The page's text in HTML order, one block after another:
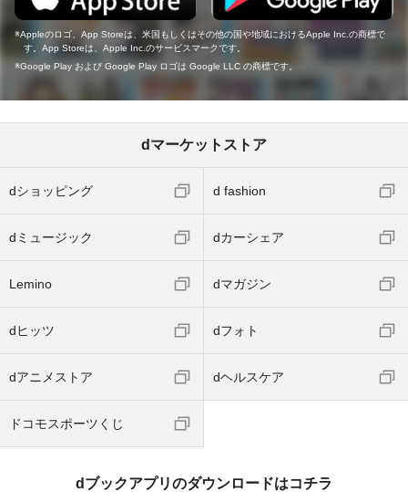
Appleのロゴ、App Storeは、米国もしくはその他の国や地域におけるApple Inc.の商標で
す。App Storeは、Apple Inc.のサービスマークです。
Google Play および Google Play ロゴは Google LLC の商標です。
dマーケットストア
dショッピング d fashion
dミュージック dカーシェア
Lemino dマガジン
dヒッツ dフォト
dアニメストア dヘルスケア
ドコモスポーツくじ
dブックアプリのダウンロードはコチラ